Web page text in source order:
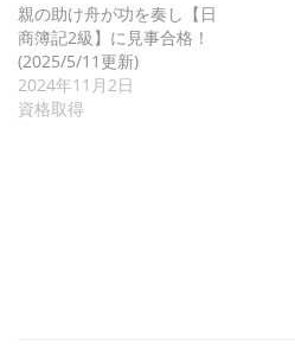
親の助け舟が功を奏し【日
商簿記2級】に見事合格！
(2025/5/11更新)
2024年11月2日
資格取得